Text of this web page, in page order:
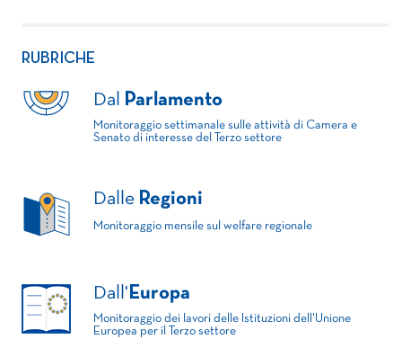
RUBRICHE
Dal Parlamento
Monitoraggio settimanale sulle attività di Camera e
Senato di interesse del Terzo settore
Dalle Regioni
Monitoraggio mensile sul welfare regionale
Dall' Europa
Monitoraggio dei lavori delle Istituzioni dell'Unione
Europea per il Terzo settore